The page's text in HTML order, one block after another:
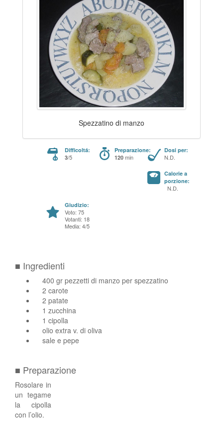
Spezzatino di manzo
Difficoltá:
3/5
Preparazione:
120 min
Dosi per:
N.D.
Calorie a
porzione:
N.D.
Giudizio:
Voto: 75
Votanti: 18
Media: 4/5
■ Ingredienti
400 gr pezzetti di manzo per spezzatino
2 carote
2 patate
1 zucchina
1 cipolla
olio extra v. di oliva
sale e pepe
■ Preparazione
Rosolare in
un tegame
la cipolla
con l’olio.